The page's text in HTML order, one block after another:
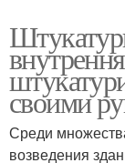
своими
Среди
возведения